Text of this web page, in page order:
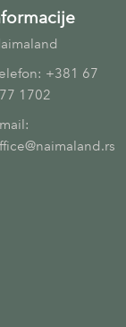
+381 67
1702